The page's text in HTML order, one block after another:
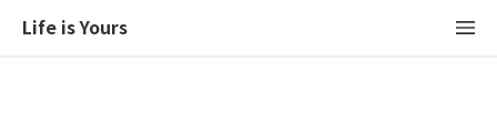
Life is Yours